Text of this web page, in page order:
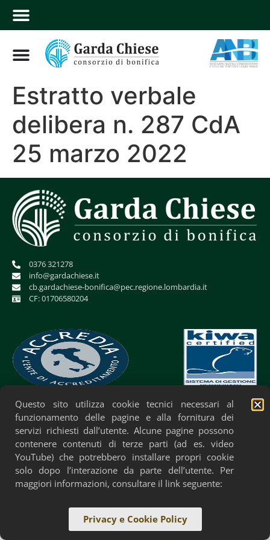
Estratto verbale
delibera n. 287 CdA
25 marzo 2022
0376 321278
info@gardachiese.it
cb.gardachiese-bonifica@pec.regione.lombardia.it
CF: 01706580204
Privacy Policy Cookie Policy Accessibilità
Questo sito utilizza cookie tecnici necessari al
funzionamento delle pagine e alla fornitura dei
servizi richiesti dall’utente. Alcune pagine possono
contenere contenuti di terze parti (ad es. video
YouTube) che potrebbero installare propri cookie
solo dopo l’interazione da parte dell’utente. Per
maggiori informazioni, consultare il link seguente:
Privacy e Cookie Policy